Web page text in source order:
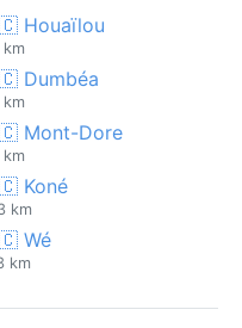
Houaïlou
Dumbéa
Mont-Dore
Koné
km
Wé
km